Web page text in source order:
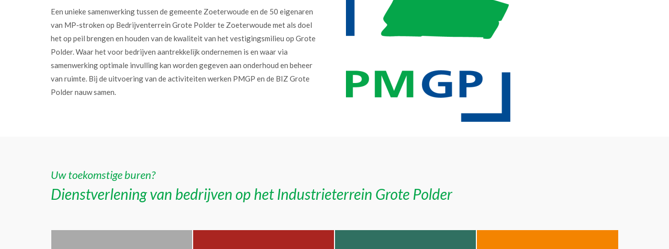
Een unieke samenwerking tussen de gemeente Zoeterwoude en de 50 eigenaren
van MP-stroken op Bedrijventerrein Grote Polder te Zoeterwoude met als doel
het op peil brengen en houden van de kwaliteit van het vestigingsmilieu op Grote
Polder. Waar het voor bedrijven aantrekkelijk ondernemen is en waar via
samenwerking optimale invulling kan worden gegeven aan onderhoud en beheer
van ruimte. Bij de uitvoering van de activiteiten werken PMGP en de BIZ Grote
Polder nauw samen.
Uw toekomstige buren?
Dienstverlening van bedrijven op het Industrieterrein Grote Polder